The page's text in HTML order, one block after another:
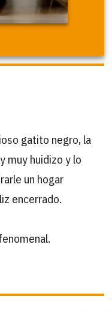
gatito negro, la
muy huidizo y lo
un hogar
encerrado.